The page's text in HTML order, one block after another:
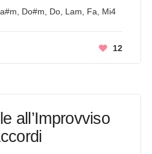
Do#m, Do, Lam, Fa, Mi4
12
all’Improvviso